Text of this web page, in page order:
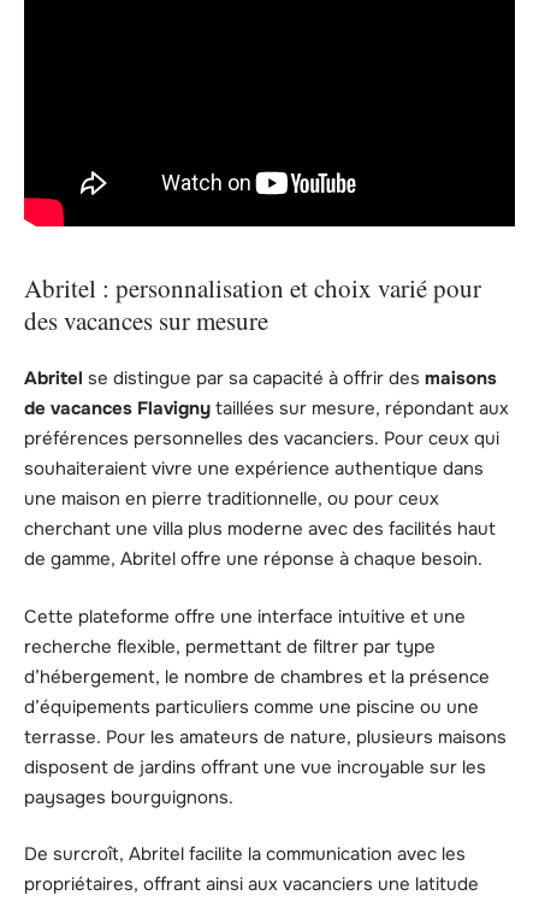
Abritel : personnalisation et choix varié pour
des vacances sur mesure
Abritel se distingue par sa capacité à offrir des maisons
de vacances Flavigny taillées sur mesure, répondant aux
préférences personnelles des vacanciers. Pour ceux qui
souhaiteraient vivre une expérience authentique dans
une maison en pierre traditionnelle, ou pour ceux
cherchant une villa plus moderne avec des facilités haut
de gamme, Abritel offre une réponse à chaque besoin.
Cette plateforme offre une interface intuitive et une
recherche flexible, permettant de filtrer par type
d’hébergement, le nombre de chambres et la présence
d’équipements particuliers comme une piscine ou une
terrasse. Pour les amateurs de nature, plusieurs maisons
disposent de jardins offrant une vue incroyable sur les
paysages bourguignons.
De surcroît, Abritel facilite la communication avec les
propriétaires, offrant ainsi aux vacanciers une latitude